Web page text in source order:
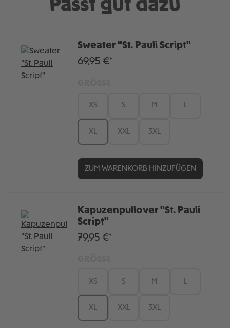
Passt gut dazu
Sweater "St. Pauli Script"
69,95 €*
XS S M L
XL XXL 3XL
ZUM WARENKORB HINZUFÜGEN
Kapuzenpullover "St. Pauli
Script"
79,95 €*
XS S M
XL XXL 3XL